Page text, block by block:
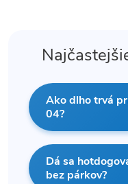
Ako dlho trvá
04?
Dá sa
bez párkov?